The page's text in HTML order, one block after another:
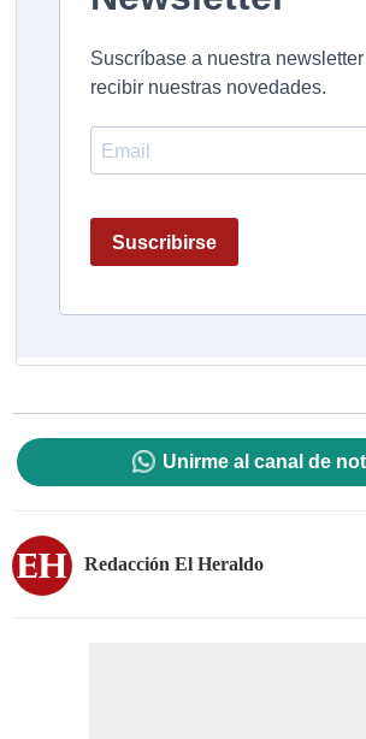
Unirme al canal de
Redacción El Heraldo